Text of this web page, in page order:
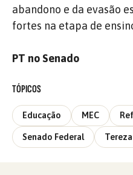
abandono e da evasão
fortes na etapa de
PT no Senado
TÓPICOS
Educação MEC
Senado Federal